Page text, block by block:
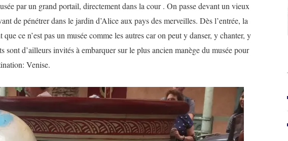
par un grand portail, directement dans la cour . On passe devant un vieux
de pénétrer dans le jardin d’Alice aux pays des merveilles. Dès l’entrée, la
ce n’est pas un musée comme les autres car on peut y danser, y chanter, y
d’ailleurs invités à embarquer sur le plus ancien manège du musée pour
Venise.